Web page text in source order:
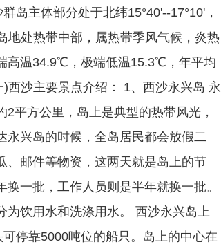
岛主体部分处于北纬15°40'--17°10'，
地处热带中部，属热带季风气候，炎热
高温34.9℃，极端低温15.3℃，年平均
沙主要景点介绍： 1、西沙永兴岛 永
平方公里，岛上是典型的热带风光，
永兴岛的时候，全岛居民都会放假二
、邮件等物资，这两天就是岛上的节
一批，工作人员则是半年就换一批。
为饮用水和洗涤用水。 西沙永兴岛上
停靠5000吨位的船只。岛上的中心在